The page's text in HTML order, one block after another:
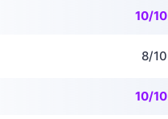
10/10
8/10
10/10